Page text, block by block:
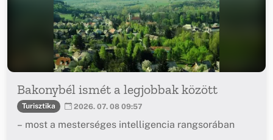
Bakonybél ismét a legjobbak között
Turisztika 2026. 07. 08 09:57
– most a mesterséges intelligencia rangsorában